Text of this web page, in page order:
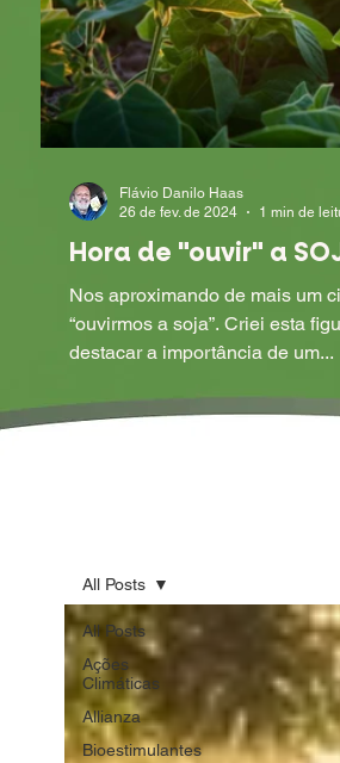
Hora de "ouvir" a
Nos aproximando de mais um
“ouvirmos a soja”. Criei esta
destacar a importância de um...
Flávio Danilo Haas
26 de fev. de 2024
1 min de
All Posts
Ações
Climáticas
Allianza
Bioestimulantes
All Posts